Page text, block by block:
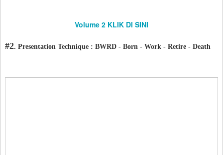
Volume 2 KLIK DI SINI
#2. Presentation Technique : BWRD - Born - Work - Retire - Death